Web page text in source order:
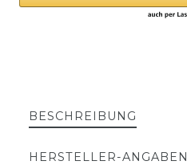
BESCHREIBUNG
HERSTELLER-ANGABEN